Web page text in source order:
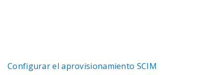
Configurar el aprovisionamiento SCIM